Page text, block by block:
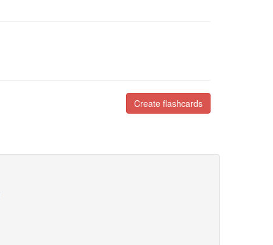
Create flashcards